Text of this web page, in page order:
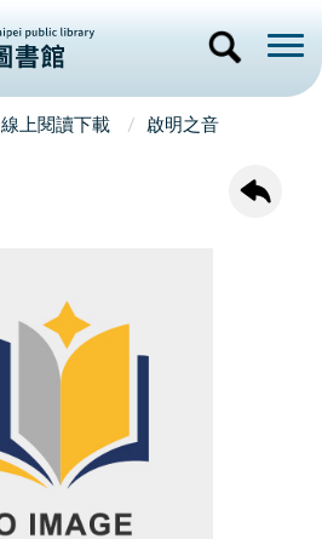
線上閱讀下載 啟明之音